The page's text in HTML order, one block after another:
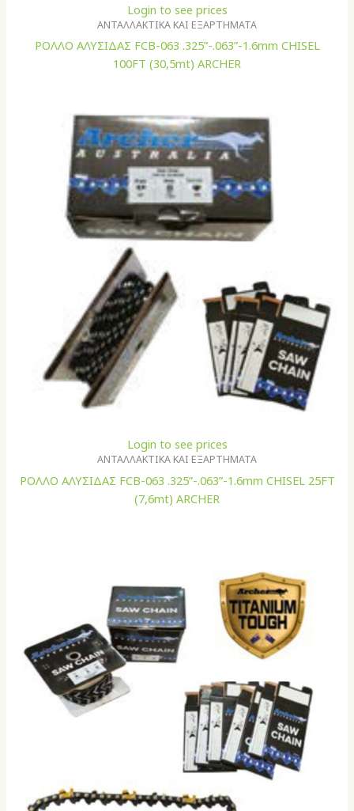
Login to see prices
ΑΝΤΑΛΛΑΚΤΙΚΑ ΚΑΙ ΕΞΑΡΤΗΜΑΤΑ
ΡΟΛΛΟ ΑΛΥΣΙΔΑΣ FCB-063 .325”-.063”-1.6mm CHISEL
100FT (30,5mt) ARCHER
Login to see prices
ΑΝΤΑΛΛΑΚΤΙΚΑ ΚΑΙ ΕΞΑΡΤΗΜΑΤΑ
ΡΟΛΛΟ ΑΛΥΣΙΔΑΣ FCB-063 .325”-.063”-1.6mm CHISEL 25FT
(7,6mt) ARCHER